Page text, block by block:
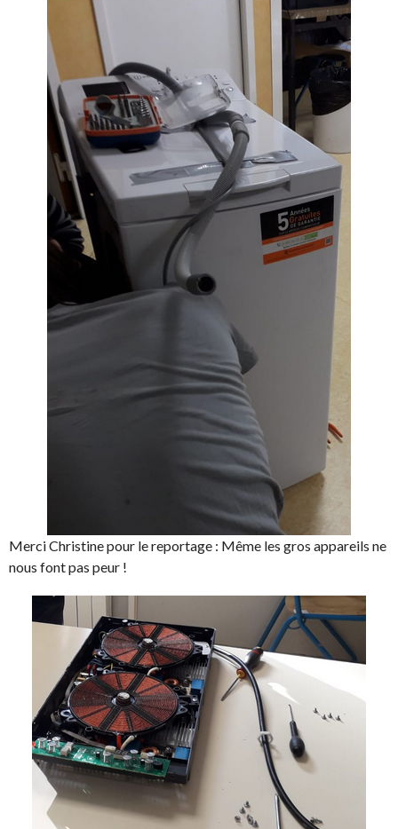
Merci Christine pour le reportage : Même les gros appareils ne
nous font pas peur !